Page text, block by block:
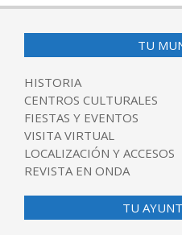
TU
HISTORIA
CENTROS CULTURALES
FIESTAS Y EVENTOS
VISITA VIRTUAL
LOCALIZACIÓN Y ACCESOS
REVISTA EN ONDA
TU